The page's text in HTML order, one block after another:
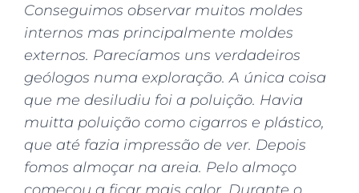
Conseguimos observar muitos moldes
internos mas principalmente moldes
externos. Parecíamos uns verdadeiros
geólogos numa exploração. A única coisa
que me desiludiu foi a poluição. Havia
muitta poluição como cigarros e plástico,
que até fazia impressão de ver. Depois
fomos almoçar na areia. Pelo almoço